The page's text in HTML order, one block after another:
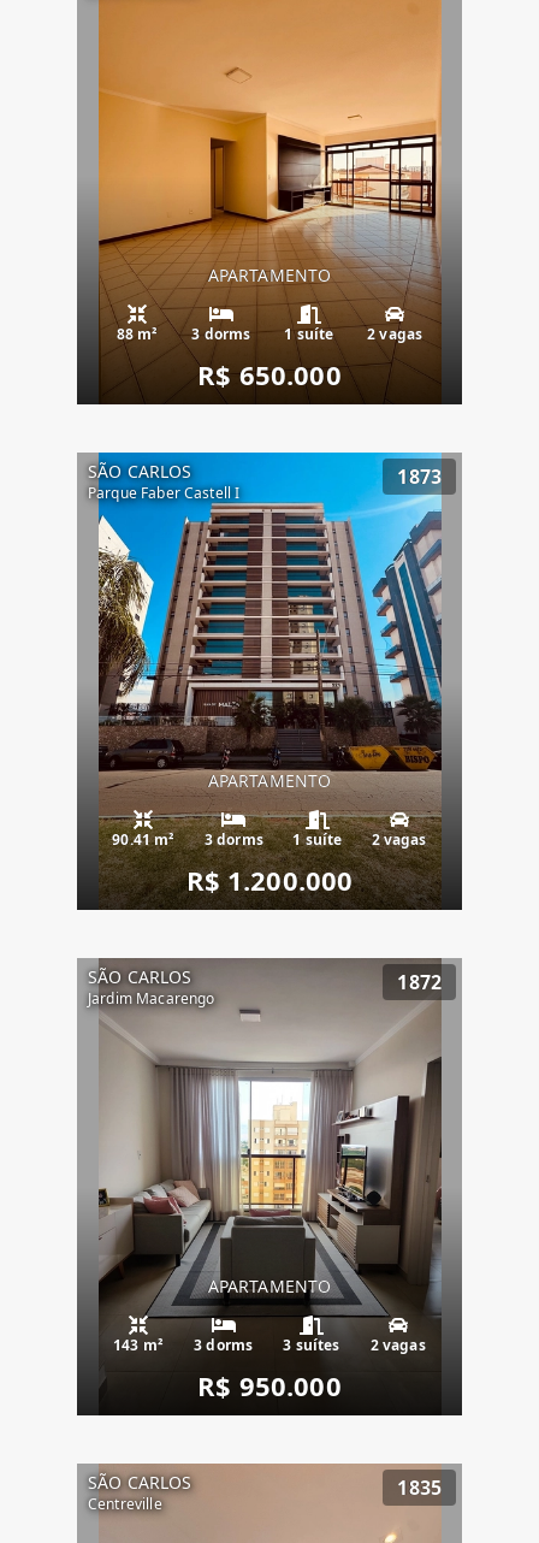
APARTAMENTO
88 m² 3 dorms 1 suíte 2 vagas
R$ 650.000
SÃO CARLOS
Parque Faber Castell I
1873
APARTAMENTO
90.41 m² 3 dorms 1 suíte 2 vagas
R$ 1.200.000
SÃO CARLOS
Jardim Macarengo
1872
APARTAMENTO
143 m² 3 dorms 3 suítes 2 vagas
R$ 950.000
SÃO CARLOS
Centreville
1835